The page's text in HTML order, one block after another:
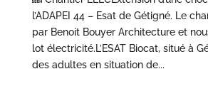
l’ADAPEI 44 – Esat de Gétigné. Le
par Benoit Bouyer Architecture et
lot électricité.L’ESAT Biocat, situé à
des adultes en situation de...